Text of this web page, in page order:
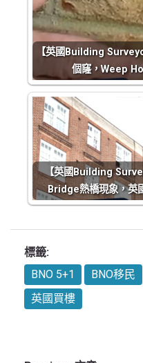
【英國Building
個窿，Weep
【英國Building
Bridge熱橋現象，英
標籤:
BNO 5+1
BNO移民
英國買樓